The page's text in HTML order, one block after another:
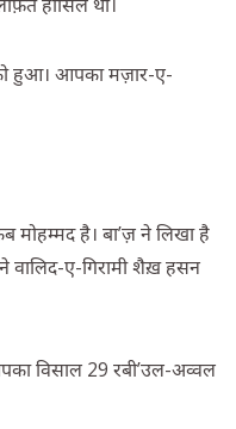
हुआ। आपका मज़ार-ए-
है। बा’ज़ ने लिखा है
वालिद-ए-गिरामी शैख़ हसन
विसाल 29 रबी’उल-अव्वल